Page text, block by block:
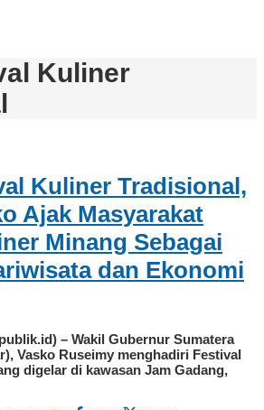
Kuliner
Kuliner Tradisional,
Ajak Masyarakat
Minang Sebagai
dan Ekonomi
– Wakil Gubernur Sumatera
Vasko Ruseimy menghadiri Festival
digelar di kawasan Jam Gadang,